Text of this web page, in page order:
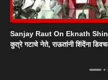
Sanjay Raut On Eknath
कुत्रे गटाचे नेते, राऊतांनी शिंदेंना